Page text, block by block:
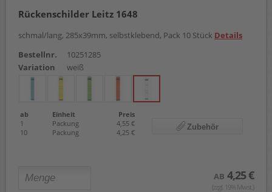
Rückenschilder Leitz 1648
schmal/lang, 285x39mm, selbstklebend, Pack 10 Stück Details
Bestellnr.
10251285
Variation
weiß
ab Einheit
Preis
1
Packung
4,55 €
10
Packung 4,25 €
Zubehör
AB 4,25 €
(zzgl. 19% Mwst.)